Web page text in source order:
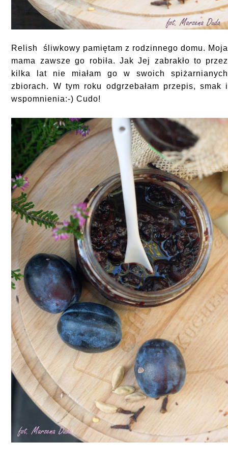
Relish śliwkowy pamiętam z rodzinnego domu. Moja
mama zawsze go robiła. Jak Jej zabrakło to przez
kilka lat nie miałam go w swoich spiżarnianych
zbiorach. W tym roku odgrzebałam przepis, smak i
wspomnienia:-) Cudo!